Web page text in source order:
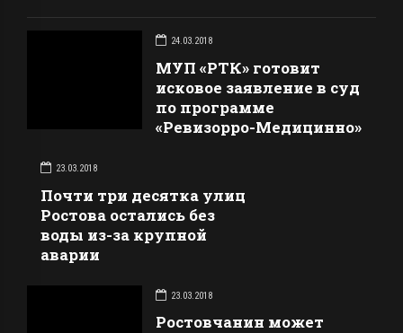
24.03.2018
МУП «РТК» готовит
исковое заявление в суд
по программе
«Ревизорро-Медицинно»
23.03.2018
Почти три десятка улиц
Ростова остались без
воды из-за крупной
аварии
23.03.2018
Ростовчанин может